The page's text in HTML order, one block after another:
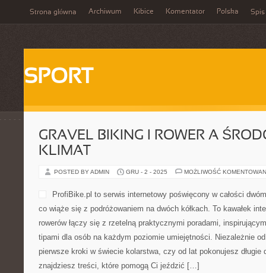
Strona główna Archiwum Kibice Komentator Polska Spis
SPORT
GRAVEL BIKING I ROWER A
KLIMAT
POSTED BY ADMIN GRU - 2 - 2025 MOŻLIWOŚĆ
ProfiBike.pl to serwis internetowy poświęcony w całości
co wiąże się z podróżowaniem na dwóch kółkach. To kawałek
rowerów łączy się z rzetelną praktycznymi poradami,
tipami dla osób na każdym poziomie umiejętności. Niezależnie
pierwsze kroki w świecie kolarstwa, czy od lat pokonujesz długie
znajdziesz treści, które pomogą Ci jeździć […]